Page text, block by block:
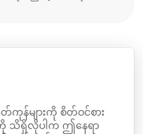
များကို စိတ်ဝင်စား
သိရှိလိုပါက ဤနေရာ